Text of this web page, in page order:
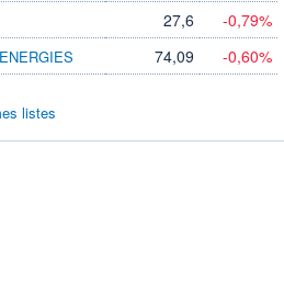
27,6 -0,79%
74,09 -0,60%
listes